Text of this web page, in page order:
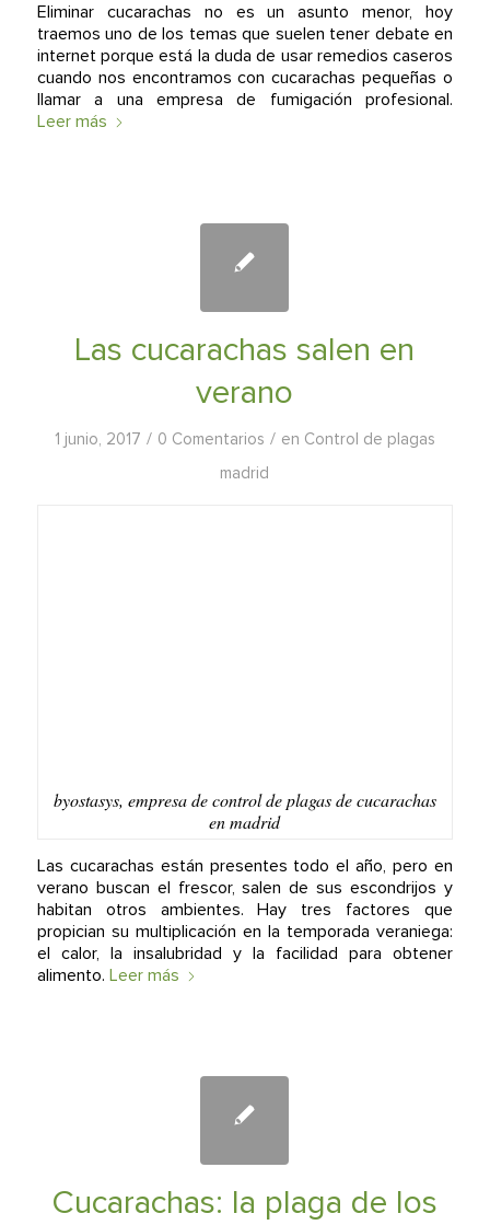
Eliminar cucarachas no es un asunto menor, hoy
traemos uno de los temas que suelen tener debate en
internet porque está la duda de usar remedios caseros
cuando nos encontramos con cucarachas pequeñas o
llamar a una empresa de fumigación profesional.
Leer más
Las cucarachas salen en
verano
1 junio, 2017 / 0 Comentarios / en Control de plagas
madrid
byostasys, empresa de control de plagas de cucarachas
en madrid
Las cucarachas están presentes todo el año, pero en
verano buscan el frescor, salen de sus escondrijos y
habitan otros ambientes. Hay tres factores que
propician su multiplicación en la temporada veraniega:
el calor, la insalubridad y la facilidad para obtener
alimento. Leer más
Cucarachas: la plaga de los